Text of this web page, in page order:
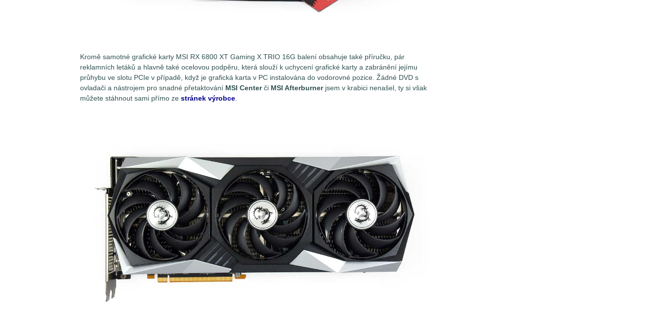
Kromě samotné grafické karty MSI RX 6800 XT Gaming X TRIO 16G balení obsahuje také příručku, pár
reklamních letáků a hlavně také ocelovou podpěru, která slouží k uchycení grafické karty a zabránění jejímu
průhybu ve slotu PCIe v případě, když je grafická karta v PC instalována do vodorovné pozice. Žádné DVD s
ovladači a nástrojem pro snadné přetaktování MSI Centerči MSI Afterburnerjsem v krabici nenašel, ty si však
můžete stáhnout sami přímo ze stránek výrobce